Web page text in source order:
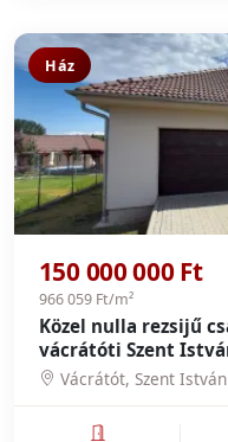
Ház
150 000 000 Ft
966 059 Ft/m²
Közel nulla rezsijű
vácrátóti Szent
Vácrátót, Szent